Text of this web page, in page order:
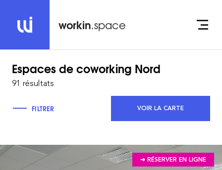
workin.space
Espaces de coworking Nord
91 résultats
FILTRER VOIR LA CARTE
➔ RÉSERVER EN LIGNE